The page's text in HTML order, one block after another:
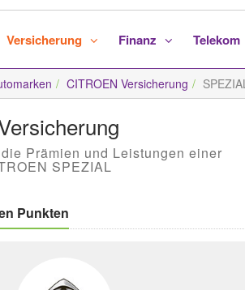
Versicherung Finanz Telekom
CITROEN Versicherung
Prämien und Leistungen einer
SPEZIAL
Punkten